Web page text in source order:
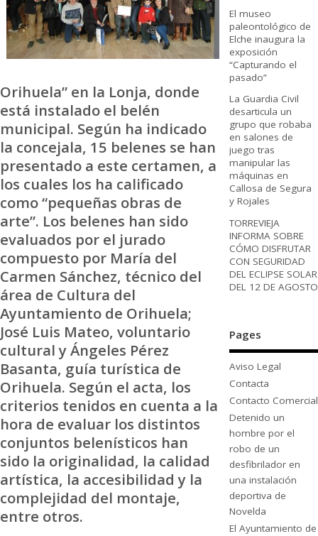
Orihuela” en la Lonja, donde
está instalado el belén
municipal. Según ha indicado
la concejala, 15 belenes se han
presentado a este certamen, a
los cuales los ha calificado
como “pequeñas obras de
arte”. Los belenes han sido
evaluados por el jurado
compuesto por María del
Carmen Sánchez, técnico del
área de Cultura del
Ayuntamiento de Orihuela;
José Luis Mateo, voluntario
cultural y Ángeles Pérez
Basanta, guía turística de
Orihuela. Según el acta, los
criterios tenidos en cuenta a la
hora de evaluar los distintos
conjuntos belenísticos han
sido la originalidad, la calidad
artística, la accesibilidad y la
complejidad del montaje,
entre otros.
El museo
paleontológico de
Elche inaugura la
exposición
“Capturando el
pasado”
La Guardia Civil
desarticula un
grupo que robaba
en salones de
juego tras
manipular las
máquinas en
Callosa de Segura
y Rojales
TORREVIEJA
INFORMA SOBRE
CÓMO DISFRUTAR
CON SEGURIDAD
DEL ECLIPSE SOLAR
DEL 12 DE AGOSTO
Pages
Aviso Legal
Contacta
Contacto Comercial
Detenido un
hombre por el
robo de un
desfibrilador en
una instalación
deportiva de
Novelda
El Ayuntamiento de